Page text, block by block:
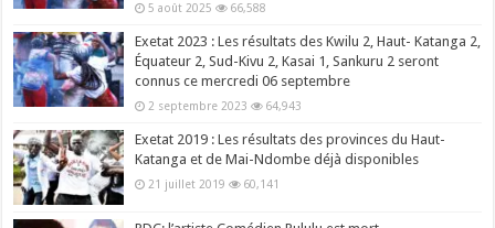
5 août 2025 66,588
Exetat 2023 : Les résultats des Kwilu 2, Haut- Katanga 2,
Équateur 2, Sud-Kivu 2, Kasai 1, Sankuru 2 seront
connus ce mercredi 06 septembre
2 septembre 2023 64,943
Exetat 2019 : Les résultats des provinces du Haut-
Katanga et de Mai-Ndombe déjà disponibles
21 juillet 2019 60,141